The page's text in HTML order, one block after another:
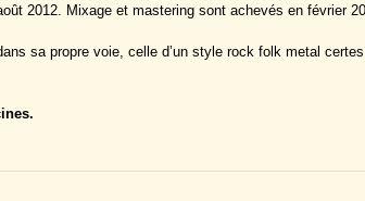
2012. Mixage et mastering sont achevés en février
sa propre voie, celle d’un style rock folk metal